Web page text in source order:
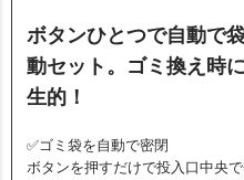
ボタンひとつで自動で
動セット。ゴミ換え時
生的！
✅ゴミ袋を自動で密閉
ボタンを押すだけで投入口中央で